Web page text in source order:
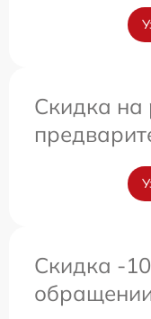
Скидка на
Скидка -